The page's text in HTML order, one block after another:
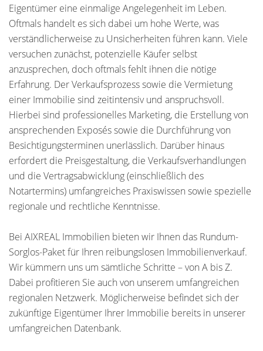
Eigentümer eine einmalige Angelegenheit im Leben.
Oftmals handelt es sich dabei um hohe Werte, was
verständlicherweise zu Unsicherheiten führen kann. Viele
versuchen zunächst, potenzielle Käufer selbst
anzusprechen, doch oftmals fehlt ihnen die nötige
Erfahrung. Der Verkaufsprozess sowie die Vermietung
einer Immobilie sind zeitintensiv und anspruchsvoll.
Hierbei sind professionelles Marketing, die Erstellung von
ansprechenden Exposés sowie die Durchführung von
Besichtigungsterminen unerlässlich. Darüber hinaus
erfordert die Preisgestaltung, die Verkaufsverhandlungen
und die Vertragsabwicklung (einschließlich des
Notartermins) umfangreiches Praxiswissen sowie spezielle
regionale und rechtliche Kenntnisse.
Bei AIXREAL Immobilien bieten wir Ihnen das Rundum-
Sorglos-Paket für Ihren reibungslosen Immobilienverkauf.
Wir kümmern uns um sämtliche Schritte – von A bis Z.
Dabei profitieren Sie auch von unserem umfangreichen
regionalen Netzwerk. Möglicherweise befindet sich der
zukünftige Eigentümer Ihrer Immobilie bereits in unserer
umfangreichen Datenbank.